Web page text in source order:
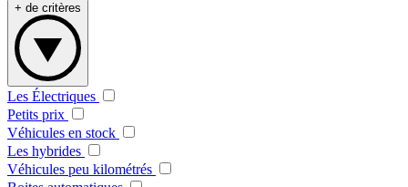
+ de critères
Les Électriques
Petits prix
Véhicules en stock
Les hybrides
Véhicules peu kilométrés